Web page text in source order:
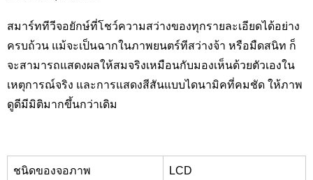
สมาร์ททีวีจอยักษ์ที่โชว์ความสว่างของทุกรายละเอียดได้อย่าง
ครบถ้วน แม้จะเป็นฉากในภาพยนตร์ทีสว่างจ้า หรือมืดสนิท ก็
จะสามารถแสดงผลให้สมจริงเหมือนกับมองเห็นด้วยตัวเองใน
เหตุการณ์จริง และการแสดงสีสันแบบไดนามิคที่คมชัด ให้ภาพ
ดูดีมีมิติมากขึ้นกว่าเดิม
ชนิดของจอภาพ LCD